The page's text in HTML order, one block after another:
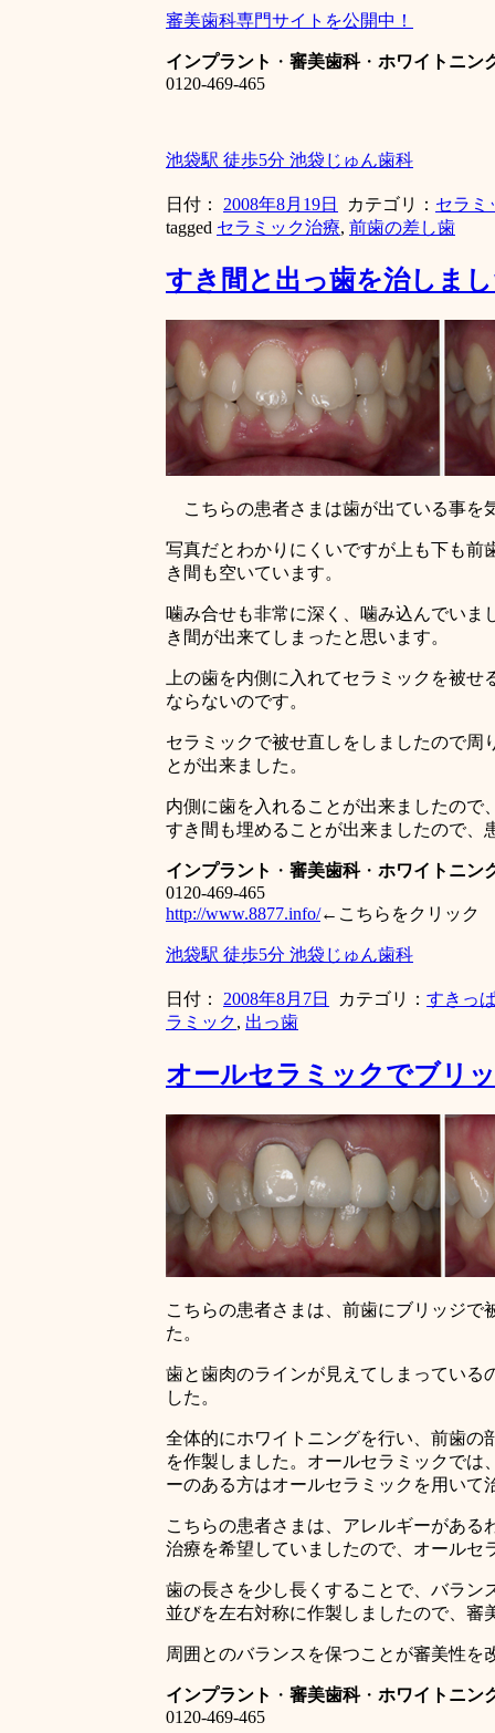
審美歯科専門サイトを公開中！
インプラント ・ 審美歯科・ ホワイトニン
0120-469-465
池袋駅 徒歩5分 池袋じゅん歯科
日付： 2008年8月19日 カテゴリ： セラミ
tagged セラミック治療, 前歯の差し歯
すき間と出っ歯を治しま
こちらの患者さまは歯が出ている事を
写真だとわかりにくいですが上も下も前
き間も空いています。
噛み合せも非常に深く、噛み込んでい
き間が出来てしまったと思います。
上の歯を内側に入れてセラミックを被
ならないのです。
セラミックで被せ直しをしましたので
とが出来ました。
内側に歯を入れることが出来ましたの
すき間も埋めることが出来ましたので、
インプラント ・ 審美歯科・ ホワイトニン
0120-469-465
http://www.8877.info/←こちらをクリック
池袋駅 徒歩5分 池袋じゅん歯科
日付： 2008年8月7日 カテゴリ： すきっ
ラミック, 出っ歯
オールセラミックでブリ
こちらの患者さまは、前歯にブリッジ
た。
歯と歯肉のラインが見えてしまっている
した。
全体的にホワイトニングを行い、前歯の
を作製しました。オールセラミックで
ーのある方はオールセラミックを用いて
こちらの患者さまは、アレルギーがあ
治療を希望していましたので、オールセ
歯の長さを少し長くすることで、バラン
並びを左右対称に作製しましたので、審
周囲とのバランスを保つことが審美性
インプラント ・ 審美歯科・ ホワイトニン
0120-469-465